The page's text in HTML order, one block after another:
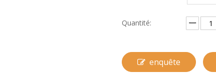
Quantité:
enquête